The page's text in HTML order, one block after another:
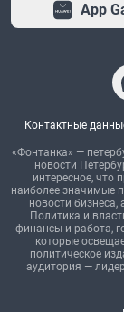
App
Контактные
«Фонтанка» —
новости
интересное, что
наиболее значимые
новости бизнеса,
Политика и
финансы и работа,
которые
политическое
аудитория —